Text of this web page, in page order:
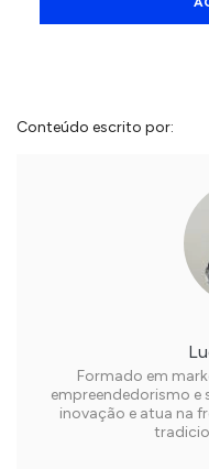
Conteúdo escrito por:
Formado em
empreendedorismo
inovação e atua na